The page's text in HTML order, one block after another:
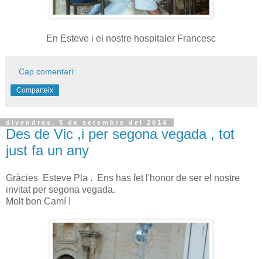
En Esteve i el nostre hospitaler Francesc
Cap comentari:
Comparteix
divendres, 5 de setembre del 2014
Des de Vic ,i per segona vegada , tot
just fa un any
Gràcies Esteve Pla . Ens has fet l'honor de ser el nostre
invitat per segona vegada.
Molt bon Camí !